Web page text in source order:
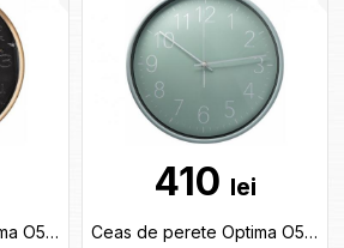
Ceas de perete Optima O52091
410 lei
Ceas de perete Optima O52086